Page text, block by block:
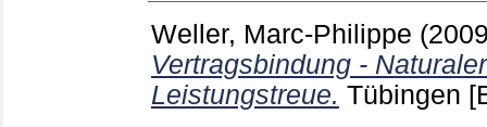
Weller, Marc-Philippe
Vertragsbindung -
Leistungstreue. Tübingen